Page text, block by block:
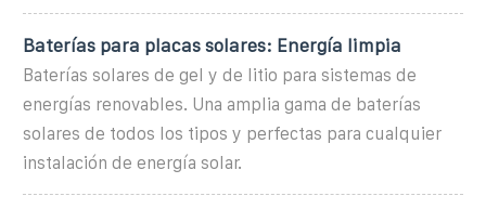
Baterías para placas solares: Energía limpia
Baterías solares de gel y de litio para sistemas de
energías renovables. Una amplia gama de baterías
solares de todos los tipos y perfectas para cualquier
instalación de energía solar.